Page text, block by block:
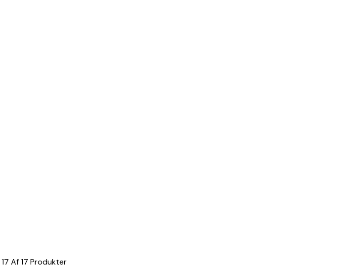
17 Af 17 Produkter